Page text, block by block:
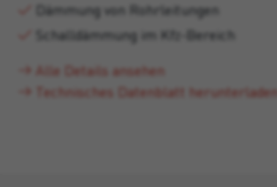
Dämmung von Rohrleitungen
Schalldämmung im Kfz-Bereich
Alle Details ansehen
Technisches Datenblatt herunterladen